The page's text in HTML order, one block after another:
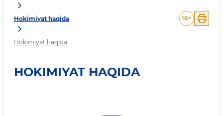
Hokimiyat haqida
Hokimiyat haqida
16+
HOKIMIYAT HAQIDA